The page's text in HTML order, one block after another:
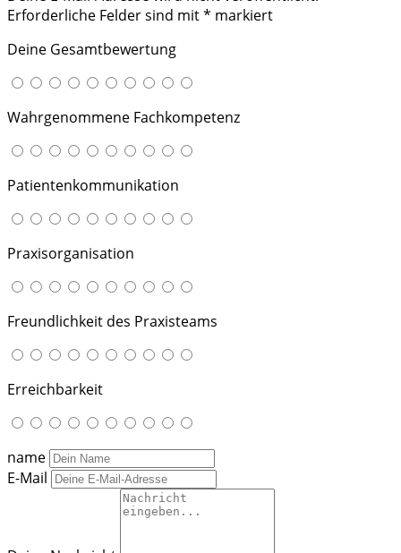
Erforderliche Felder sind mit* markiert
Deine Gesamtbewertung
Wahrgenommene Fachkompetenz
Patientenkommunikation
Praxisorganisation
Freundlichkeit des Praxisteams
Erreichbarkeit
name
E-Mail